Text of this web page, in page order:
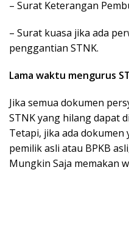
– Surat Keterangan
– Surat kuasa jika ada
penggantian STNK.
Lama waktu mengurus
Jika semua dokumen
STNK yang hilang dapat
Tetapi, jika ada
pemilik asli atau BPKB
Mungkin Saja memakan